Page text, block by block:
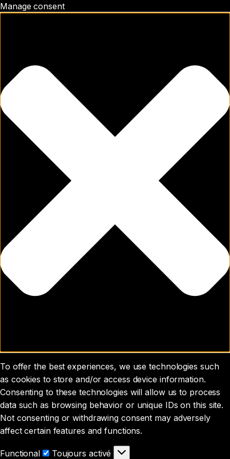
Manage consent
To offer the best experiences, we use technologies such
as cookies to store and/or access device information.
Consenting to these technologies will allow us to process
data such as browsing behavior or unique IDs on this site.
Not consenting or withdrawing consent may adversely
affect certain features and functions.
Functional Functional
Toujours activé